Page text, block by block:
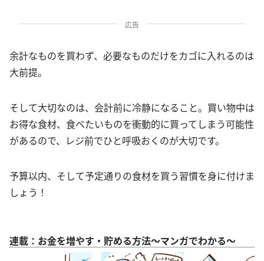
広告
余計なものを買わず、必要なものだけをカゴに入れるのは
大前提。
そして大切なのは、会計前に冷静になること。買い物中は
お得な食材、食べたいものを衝動的に買ってしまう可能性
があるので、レジ前でひと呼吸おくのが大切です。
予算以内、そして予定通りの食材を買う習慣を身に付けま
しょう！
連載：お金を増やす・貯める方法～マンガでわかる～